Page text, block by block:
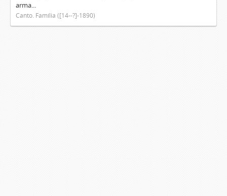
arma...
Canto. Família ([14--?]-1890)